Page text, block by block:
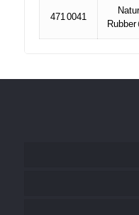
471 0041